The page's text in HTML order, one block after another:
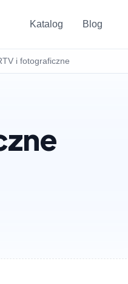
Katalog Blog
i fotograficzne